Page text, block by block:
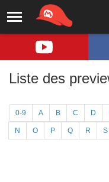
Liste des
0-9 A B C D
N O P Q R S